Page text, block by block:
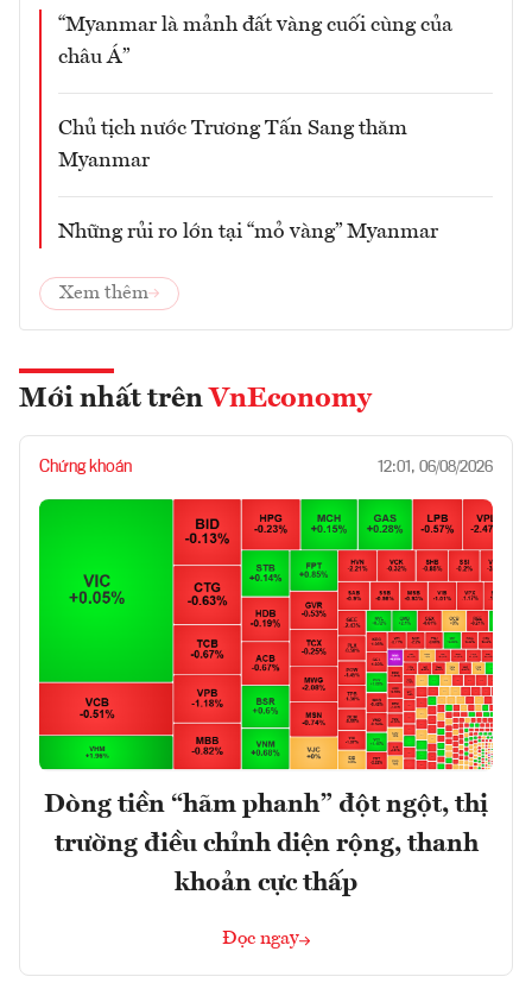
“Myanmar là mảnh đất vàng cuối cùng của
châu Á”
Chủ tịch nước Trương Tấn Sang thăm
Myanmar
Những rủi ro lớn tại “mỏ vàng” Myanmar
Xem thêm
Mới nhất trên VnEconomy
Chứng khoán 12:01, 06/08/2026
Dòng tiền “hãm phanh” đột ngột, thị
trường điều chỉnh diện rộng, thanh
khoản cực thấp
Đọc ngay